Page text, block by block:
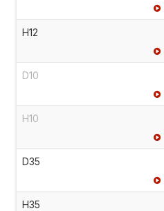
H12
D10
H10
D35
H35